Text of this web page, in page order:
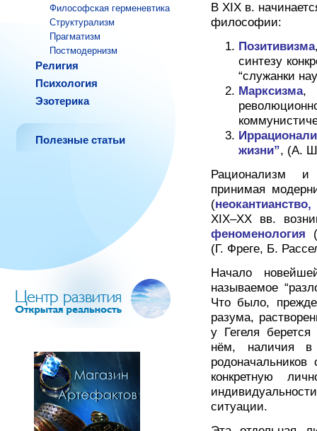
Философская герменевтика
Структурализм
Прагматизм
Постмодернизм
Религия
Психология
Эзотерика
Полезные статьи
В XIX в.
философии:
Позитивизма
синтезу
“служанки
Марксизма,
жизни”, (А.
Рационализм и
принимая
(
XIX–XX вв.
феноменология
(Г. Фреге, Б.
Начало
называемое
Что было, прежде
разума,
у Гегеля
нём, наличия в
конкретную
ситуации.